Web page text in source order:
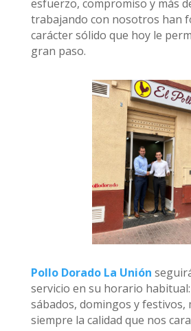
esfuerzo, compromiso y más
trabajando con nosotros han
carácter sólido que hoy le
gran paso.
Pollo Dorado La Unión
servicio en su horario
sábados, domingos y festivos,
siempre la calidad que nos